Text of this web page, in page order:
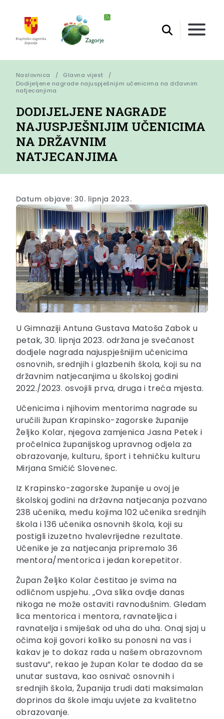
Naslovnica
Glavna vijest
Dodijeljene nagrade najuspješnijim učenicima na državnim
natjecanjima
DODIJELJENE NAGRADE
NAJUSPJEŠNIJIM UČENICIMA
NA DRŽAVNIM
NATJECANJIMA
Datum objave: 30. lipnja 2023.
U Gimnaziji Antuna Gustava Matoša Zabok u
petak, 30. lipnja 2023. održana je svečanost
dodjele nagrada najuspješnijim učenicima
osnovnih, srednjih i glazbenih škola, koji su na
državnim natjecanjima u školskoj godini
2022./2023. osvojili prva, druga i treća mjesta.
Učenicima i njihovim mentorima nagrade su
uručili župan Krapinsko-zagorske županije
Željko Kolar, njegova zamjenica Jasna Petek i
pročelnica županijskog upravnog odjela za
obrazovanje, kulturu, šport i tehničku kulturu
Mirjana Smičić Slovenec.
Iz Krapinsko-zagorske županije u ovoj je
školskoj godini na državna natjecanja pozvano
238 učenika, među kojima 102 učenika srednjih
škola i 136 učenika osnovnih škola, koji su
postigli izuzetno hvalevrijedne rezultate.
Učenike je za natjecanja pripremalo 36
mentora/mentorica i jedan korepetitor.
Župan Željko Kolar čestitao je svima na
odličnom uspjehu. „Ova slika ovdje danas
nikoga ne može ostaviti ravnodušnim. Gledam
lica mentorica i mentora, ravnateljica i
ravnatelja i smiješak od uha do uha. Onaj sjaj u
očima koji govori koliko su ponosni na vas i
kakav je to dokaz rada u našem obrazovnom
sustavu“, rekao je župan Kolar te dodao da se
unutar sustava, kao osnivač osnovnih i
srednjih škola, Županija trudi dati maksimalan
doprinos da škole imaju uvjete za kvalitetno
obrazovanje.